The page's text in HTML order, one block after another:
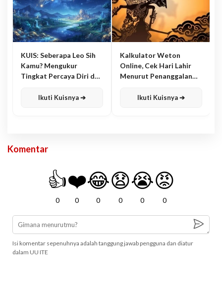
KUIS: Seberapa Leo Sih
Kamu? Mengukur
Tingkat Percaya Diri dan
Ikuti Kuisnya ➔
Kalkulator Weton
Online, Cek Hari Lahir
Menurut Penanggalan
Ikuti Kuisnya ➔
Komentar
👍
0
❤️
0
😂
0
😧
0
😭
0
😡
0
Isi komentar sepenuhnya adalah tanggung jawab pengguna dan diatur
dalam UU ITE